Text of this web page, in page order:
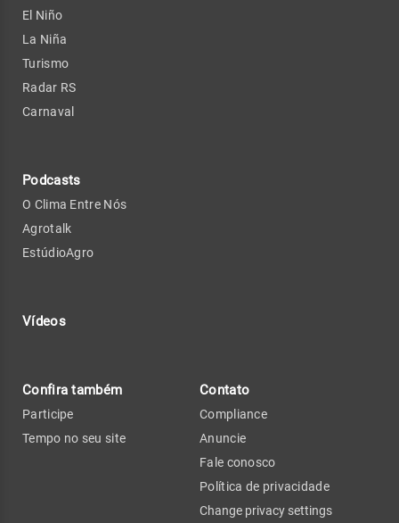
El Niño
La Niña
Turismo
Radar RS
Carnaval
Podcasts
O Clima Entre Nós
Agrotalk
EstúdioAgro
Vídeos
Confira também
Participe
Tempo no seu site
Contato
Compliance
Anuncie
Fale conosco
Política de privacidade
Change privacy settings